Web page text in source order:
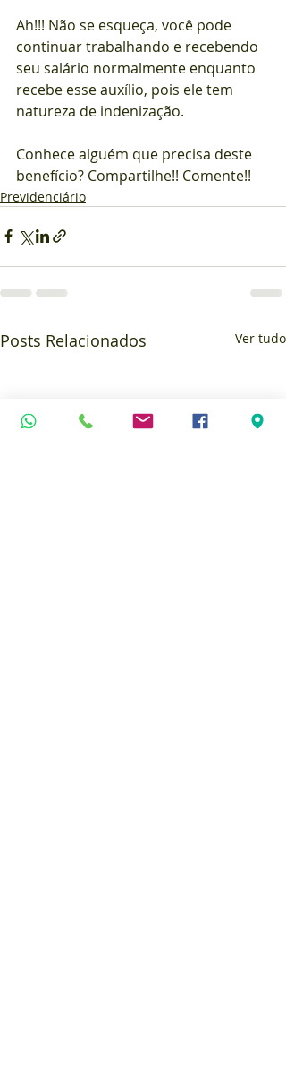
Ah!!! Não se esqueça, você pode
continuar trabalhando e recebendo
seu salário normalmente enquanto
recebe esse auxílio, pois ele tem
natureza de indenização.
Conhece alguém que precisa deste
benefício? Compartilhe!! Comente!!
Previdenciário
Posts Relacionados Ver tudo